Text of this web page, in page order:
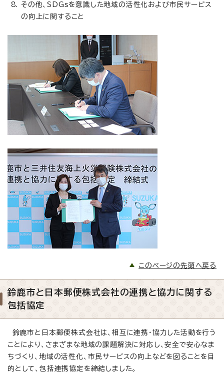
その他、SDGsを意識した地域の活性化および市民サービス
の向上に関すること
このページの先頭へ戻る
鈴鹿市と日本郵便株式会社の連携と協力に関する
包括協定
鈴鹿市と日本郵便株式会社は、相互に連携・協力した活動を行う
ことにより、さまざまな地域の課題解決に対応し、安全で安心なま
ちづくり、地域の活性化、市民サービスの向上などを図ることを目
的として、包括連携協定を締結しました。